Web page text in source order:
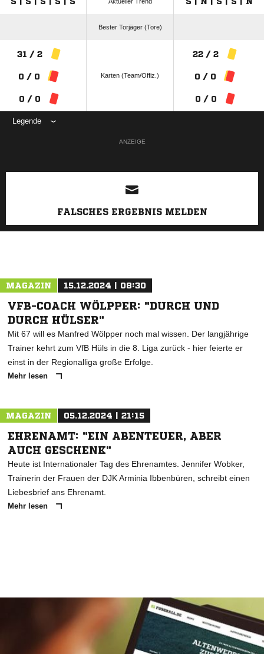
Bester Torjäger (Tore)
31 / 2
0 / 0
0 / 0
Karten (Team/Offiz.)
22 / 2
0 / 0
0 / 0
Legende
ANZEIGE
FALSCHES ERGEBNIS MELDEN
MAGAZIN 15.12.2024 | 08:30
VFB-COACH WÖLPPER: "DURCH UND
DURCH HÜLSER"
Mit 67 will es Manfred Wölpper noch mal wissen. Der langjährige
Trainer kehrt zum VfB Hüls in die 8. Liga zurück - hier feierte er
einst in der Regionalliga große Erfolge.
Mehr lesen
MAGAZIN 05.12.2024 | 21:15
EHRENAMT: "EIN ABENTEUER, ABER
AUCH GESCHENK"
Heute ist Internationaler Tag des Ehrenamtes. Jennifer Wobker,
Trainerin der Frauen der DJK Arminia Ibbenbüren, schreibt einen
Liebesbrief ans Ehrenamt.
Mehr lesen